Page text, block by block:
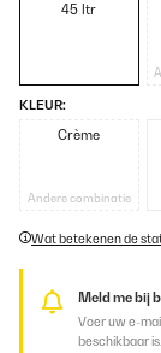
45 ltr
KLEUR:
Crème
Andere combinatie
Wat betekenen de
Meld me bij
Voer uw e-
beschikbaar is.